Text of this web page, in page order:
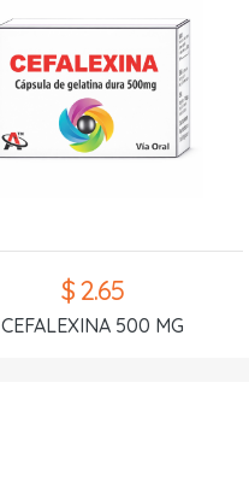
$ 2.65
CEFALEXINA 500 MG